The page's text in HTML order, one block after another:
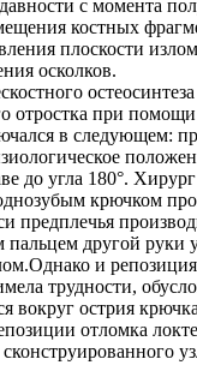
с момента
костных
плоскости
осколков.
отростка при
в следующем:
до угла 180°.
крючком
предплечья
другой руки
и
трудности,
вокруг острия
отломка